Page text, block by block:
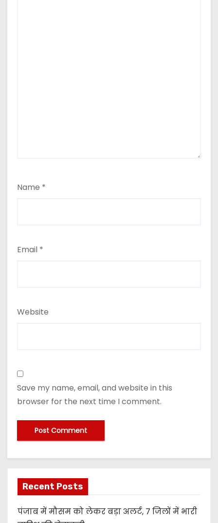
Name *
Email *
Website
Save my name, email, and website in this
browser for the next time I comment.
Recent Posts
पंजाब में मौसम को लेकर बड़ा अलर्ट, 7 जिलों में भारी